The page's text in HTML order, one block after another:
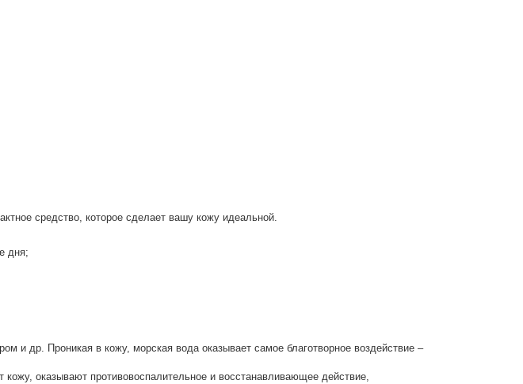
средство, которое сделает вашу кожу идеальной.
дня;
и др. Проникая в кожу, морская вода оказывает самое благотворное воздействие –
оказывают противовоспалительное и восстанавливающее действие,